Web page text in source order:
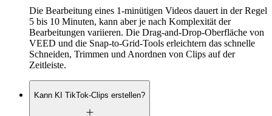
Die Bearbeitung eines 1-minütigen Videos dauert in der Regel
5 bis 10 Minuten, kann aber je nach Komplexität der
Bearbeitungen variieren. Die Drag-and-Drop-Oberfläche von
VEED und die Snap-to-Grid-Tools erleichtern das schnelle
Schneiden, Trimmen und Anordnen von Clips auf der
Zeitleiste.
Kann KI TikTok-Clips erstellen?